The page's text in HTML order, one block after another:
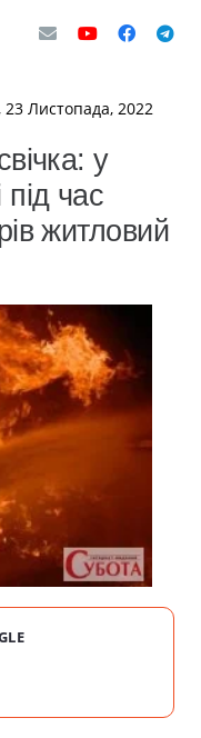
23 Листопада, 2022
у
під час
житловий